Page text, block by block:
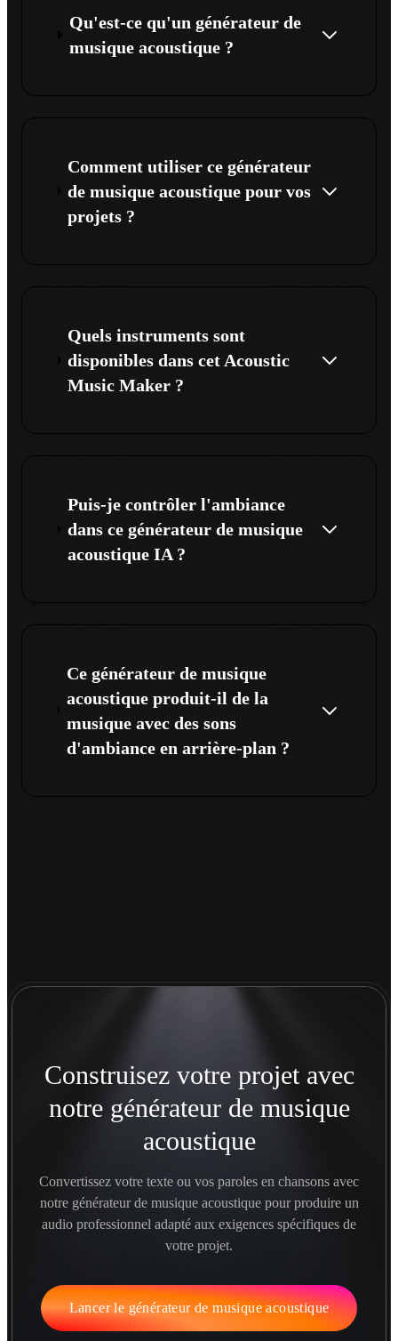
Qu'est-ce qu'un générateur de
musique acoustique ?
Comment utiliser ce générateur
de musique acoustique pour vos
projets ?
Quels instruments sont
disponibles dans cet Acoustic
Music Maker ?
Puis-je contrôler l'ambiance
dans ce générateur de musique
acoustique IA ?
Ce générateur de musique
acoustique produit-il de la
musique avec des sons
d'ambiance en arrière-plan ?
Construisez votre projet avec
notre générateur de musique
acoustique
Convertissez votre texte ou vos paroles en chansons avec
notre générateur de musique acoustique pour produire un
audio professionnel adapté aux exigences spécifiques de
votre projet.
Lancer le générateur de musique acoustique